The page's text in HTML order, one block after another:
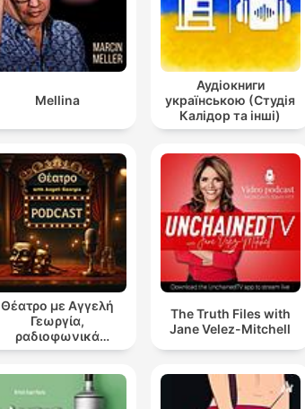
Mellina
Аудіокниги
українською (Студія
Калідор та інші)
Θέατρο με Αγγελή
Γεωργία,
ραδιοφωνικά
θεατρικά έργα
The Truth Files with
Jane Velez-Mitchell